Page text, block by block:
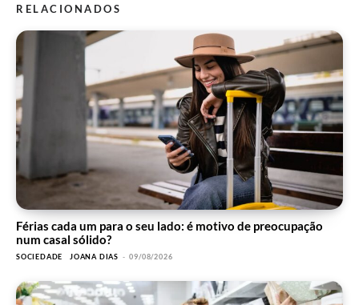
RELACIONADOS
Férias cada um para o seu lado: é motivo de preocupação
num casal sólido?
SOCIEDADE JOANA DIAS - 09/08/2026